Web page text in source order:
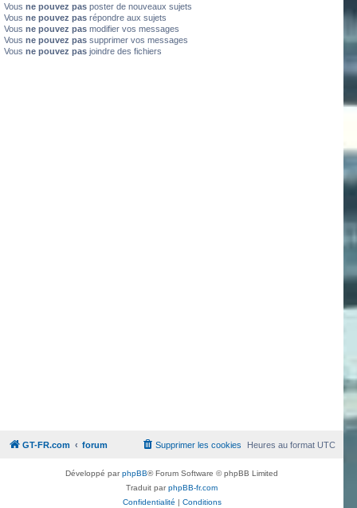
Vous ne pouvez pas poster de nouveaux sujets
Vous ne pouvez pas répondre aux sujets
Vous ne pouvez pas modifier vos messages
Vous ne pouvez pas supprimer vos messages
Vous ne pouvez pas joindre des fichiers
GT-FR.com forum Heures au formatUTC
Supprimer les cookies
Développé parphpBB® Forum Software © phpBB Limited
Traduit parphpBB-fr.com
Confidentialité
Conditions